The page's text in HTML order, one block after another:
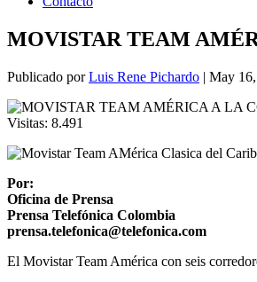
MOVISTAR TEAM
Publicado porLuis Rene Pichardo | May
Visitas: 8.491
Por:
Oficina de Prensa
Prensa Telefónica Colombia
prensa.telefonica@telefonica.com
El Movistar Team América con seis